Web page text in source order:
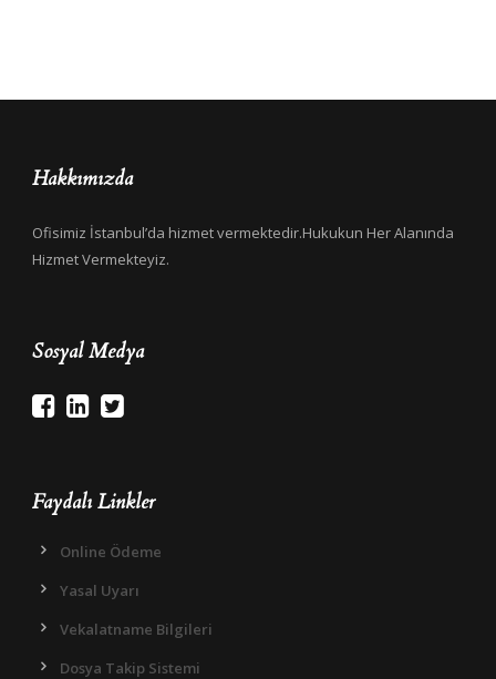
Hakkımızda
Ofisimiz İstanbul’da hizmet vermektedir.Hukukun Her Alanında
Hizmet Vermekteyiz.
Sosyal Medya
Faydalı Linkler
Online Ödeme
Yasal Uyarı
Vekalatname Bilgileri
Dosya Takip Sistemi